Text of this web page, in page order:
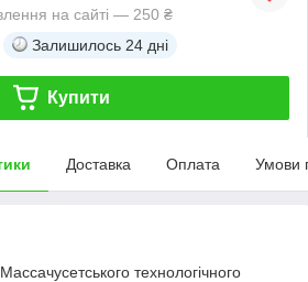
на сайті — 250 ₴
Залишилось 24 дні
Купити
Доставка Оплата Умови
технологічного